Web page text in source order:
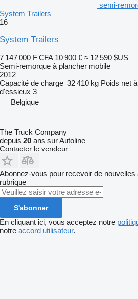
semi-
System Trailers
16
System Trailers
7 147 000 F CFA 10 900 € ≈ 12 590 $US
Semi-remorque à plancher mobile
2012
Capacité de charge 32 410 kg Poids net
d'essieux 3
Belgique
The Truck Company
depuis 20 ans sur Autoline
Contacter le vendeur
Abonnez-vous pour recevoir de nouvelles
rubrique
S'abonner
En cliquant ici, vous acceptez notre
notre accord utilisateur.